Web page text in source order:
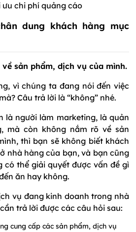
ưu chi phí quảng cáo
dung khách hàng mục
sản phẩm, dịch vụ của mình.
vì chúng ta đang nói đến việc
Câu trả lời là “không” nhé.
là người làm marketing, là quản
mà còn không nắm rõ về sản
thì bạn sẽ không biết khách
nhà hàng của bạn, và bạn cũng
có thể giải quyết được vấn đề gì
ăn hay không.
vụ đang kinh doanh trong nhà
trả lời được các câu hỏi sau:
cung cấp các sản phẩm, dịch vụ